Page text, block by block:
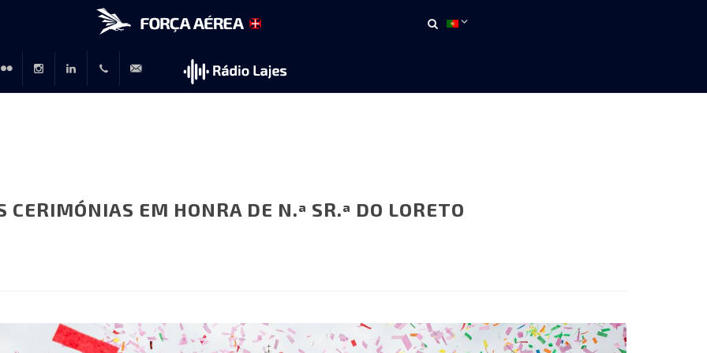
CERIMÓNIAS EM HONRA DE N.ª SR.ª DO LORETO